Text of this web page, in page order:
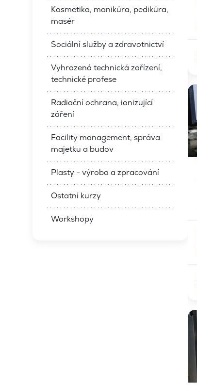
Kosmetika, manikúra, pedikúra,
masér
Sociální služby a zdravotnictví
Vyhrazená technická zařízení,
technické profese
Radiační ochrana, ionizující
záření
Facility management, správa
majetku a budov
Plasty - výroba a zpracování
Ostatní kurzy
Workshopy